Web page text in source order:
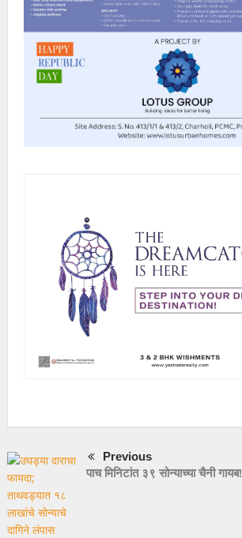
Previous
पाच मिनिटांत ३९ सोन्याच्या चैनी गायब!